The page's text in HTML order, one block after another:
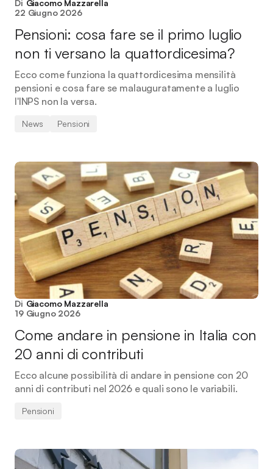
Di Giacomo Mazzarella
22 Giugno 2026
Pensioni: cosa fare se il primo luglio
non ti versano la quattordicesima?
Ecco come funziona la quattordicesima mensilità
pensioni e cosa fare se malauguratamente a luglio
l'INPS non la versa.
News Pensioni
Di Giacomo Mazzarella
19 Giugno 2026
Come andare in pensione in Italia con
20 anni di contributi
Ecco alcune possibilità di andare in pensione con 20
anni di contributi nel 2026 e quali sono le variabili.
Pensioni